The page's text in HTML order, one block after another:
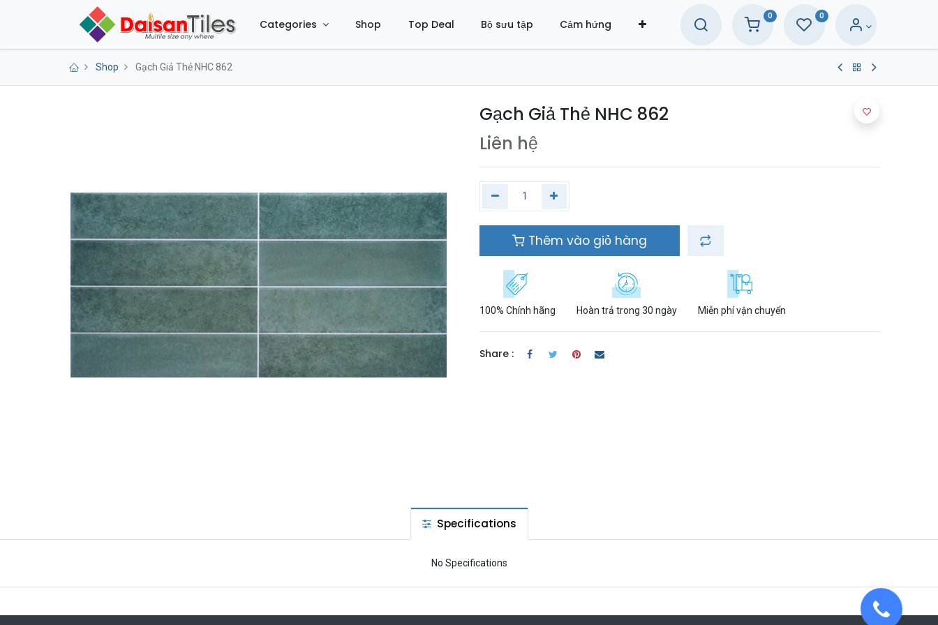
Categories Shop Top Deal Bộ sưu tập Cảm hứng
0 0
Shop Gạch Giả Thẻ NHC 862
Gạch Giả Thẻ NHC 862
Liên hệ
Thêm vào giỏ hàng
100% Chính hãng Hoàn trả trong 30 ngày Miễn phí vận chuyển
Share :
Specifications
No Specifications